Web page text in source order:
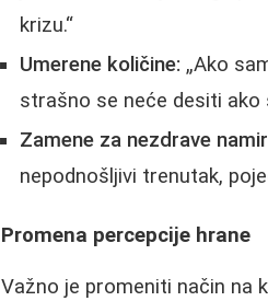
krizu.
Umerene količine: Ako
strašno se neće desiti ako
Zamene za nezdrave
nepodnošljivi trenutak,
Promena percepcije hrane
Važno je promeniti način na